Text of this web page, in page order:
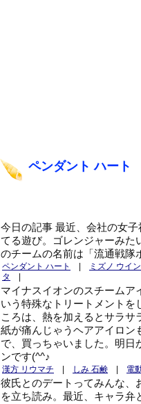
ペンダント ハート
今日の記事 最近、会社の女
てる遊び。ゴレンジャーみた
のチームの名前は「流通戦隊
ペンダント ハート
ミズノ ウイ
タ
マイナスイオンのスチームア
いう特殊なトリートメントを
ころは、熱を加えるとサラ
紙が痛んじゃうヘアアイロン
で、買っちゃいました。明日
ンです(^^♪
漢方 リウマチ しみ 石鹸 電
彼氏とのデートってみんな、
を立ち読み。最近、キャラ